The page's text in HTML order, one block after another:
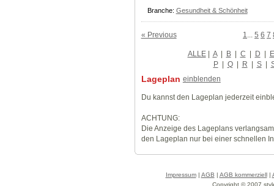
Branche: Gesundheit & Schönheit
« Previous 1 5 6 7
ALLE| A | B | C | D | E
P | Q | R | S |
Lageplan einblenden
Du kannst den Lageplan jederzeit
ACHTUNG:
Die Anzeige des Lageplans
den Lageplan nur bei einer schnellen
Impressum| AGB | AGB kommerziell|
Copyright © 2007